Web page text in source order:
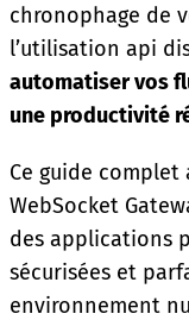
chronophage de
l’utilisation api
automatiser vos
une productivité
Ce guide complet
WebSocket
des applications
sécurisées et
environnement